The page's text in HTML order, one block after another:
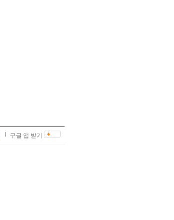
구글 앱 받기